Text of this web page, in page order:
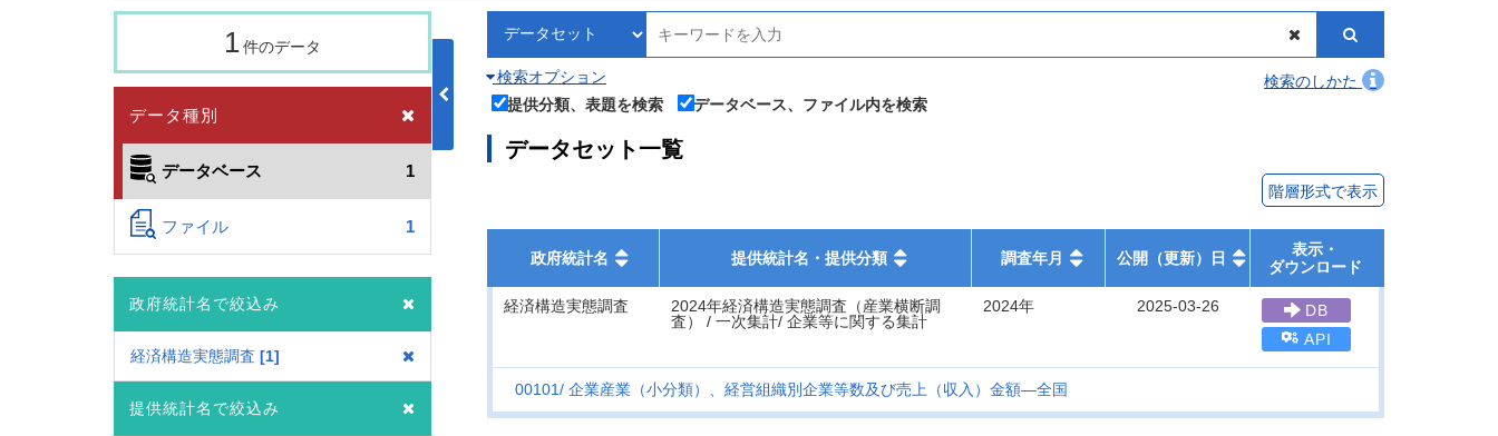
1件のデータ
データ種別
データベース 1
ファイル 1
政府統計名で絞込み
経済構造実態調査 1
提供統計名で絞込み
検索オプション
検索のしかた
提供分類、表題を検索
データベース、ファイル内を検索
データセット一覧
階層形式で表示
政府統計名 提供統計名・提供分類 調査年月 公開（更新）日
表示・
ダウンロード
経済構造実態調査
2024年経済構造実態調査（産業横断調
査） / 一次集計/ 企業等に関する集計
2024年 2025-03-26
DB
API
00101 企業産業（小分類）、経営組織別企業等数及び売上（収入）金額―全国